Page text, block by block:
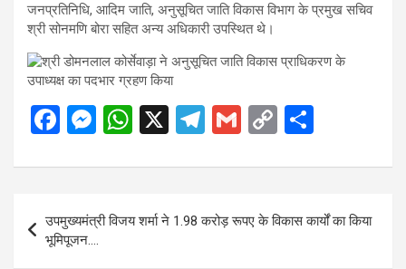
जनप्रतिनिधि, आदिम जाति, अनुसूचित जाति विकास विभाग के प्रमुख सचिव
श्री सोनमणि बोरा सहित अन्य अधिकारी उपस्थित थे।
F
ce
o
M
se
n
g
W
at
A
X
T
e
gr
a
G
ail
C
py
Li
n
ar
e
navigation
उपमुख्यमंत्री विजय शर्मा ने 1.98 करोड़ रूपए के विकास कार्यों का किया
भूमिपूजन….